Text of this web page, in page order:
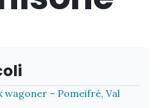
wagoner – Pomeifré, Val